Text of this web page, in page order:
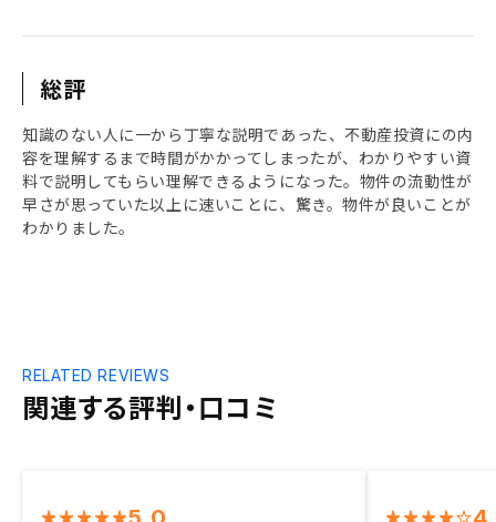
総評
知識のない人に一から丁寧な説明であった、不動産投資にの内
容を理解するまで時間がかかってしまったが、わかりやすい資
料で説明してもらい理解できるようになった。物件の流動性が
早さが思っていた以上に速いことに、驚き。物件が良いことが
わかりました。
関連する評判・口コミ
RELATED REVIEWS